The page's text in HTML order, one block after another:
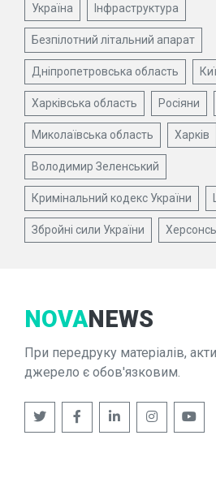
Україна Інфраструктура
Безпілотний літальний апарат
Дніпропетровська область
Харківська область Росіяни
Миколаївська область Харків
Володимир Зеленський
Кримінальний кодекс України
Збройні сили України
NOVANEWS
При передруку матеріалів,
джерело є обов'язковим.